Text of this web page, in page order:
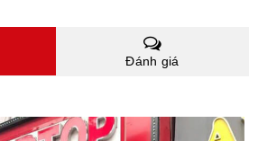
Đánh giá